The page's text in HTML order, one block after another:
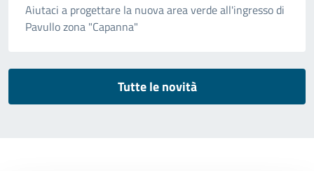
Aiutaci a progettare la nuova area verde all'ingresso di
Pavullo zona "Capanna"
Tutte le novità